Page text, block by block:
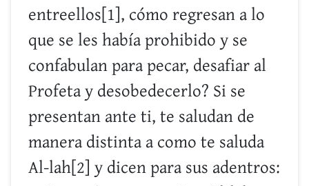
entreellos[1], cómo regresan a lo
que se les había prohibido y se
confabulan para pecar, desafiar al
Profeta y desobedecerlo? Si se
presentan ante ti, te saludan de
manera distinta a como te saluda
Al-lah[2] y dicen para sus adentros: